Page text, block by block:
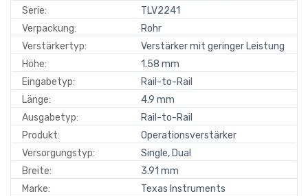
Serie:
TLV2241
Verpackung:
Rohr
Verstärkertyp:
Verstärker mit geringer Leistung
Höhe:
1.58 mm
Eingabetyp:
Rail-to-Rail
Länge:
4.9 mm
Ausgabetyp:
Rail-to-Rail
Produkt:
Operationsverstärker
Versorgungstyp:
Single, Dual
Breite:
3.91 mm
Marke:
Texas Instruments